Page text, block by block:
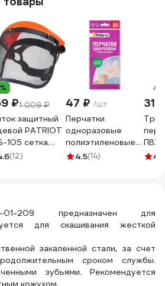
₽1 009 ₽
защитный
PATRIOT
105 сетка
(12)
47 ₽ /шт
Перчатки
одноразовые
полиэтиленовые
PATERRA, 50 шт,
4.5(14)
31
ПВХ-
4.1
209 предназначен для
для скашивания жесткой
закаленной стали, за счет
сроком службы.
зубьями. Рекомендуется
кожухом.